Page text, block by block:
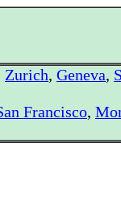
Zurich, Geneva,
Francisco,